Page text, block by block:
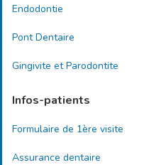
Endodontie
Pont Dentaire
Gingivite et Parodontite
Infos-patients
Formulaire de 1ère visite
Assurance dentaire